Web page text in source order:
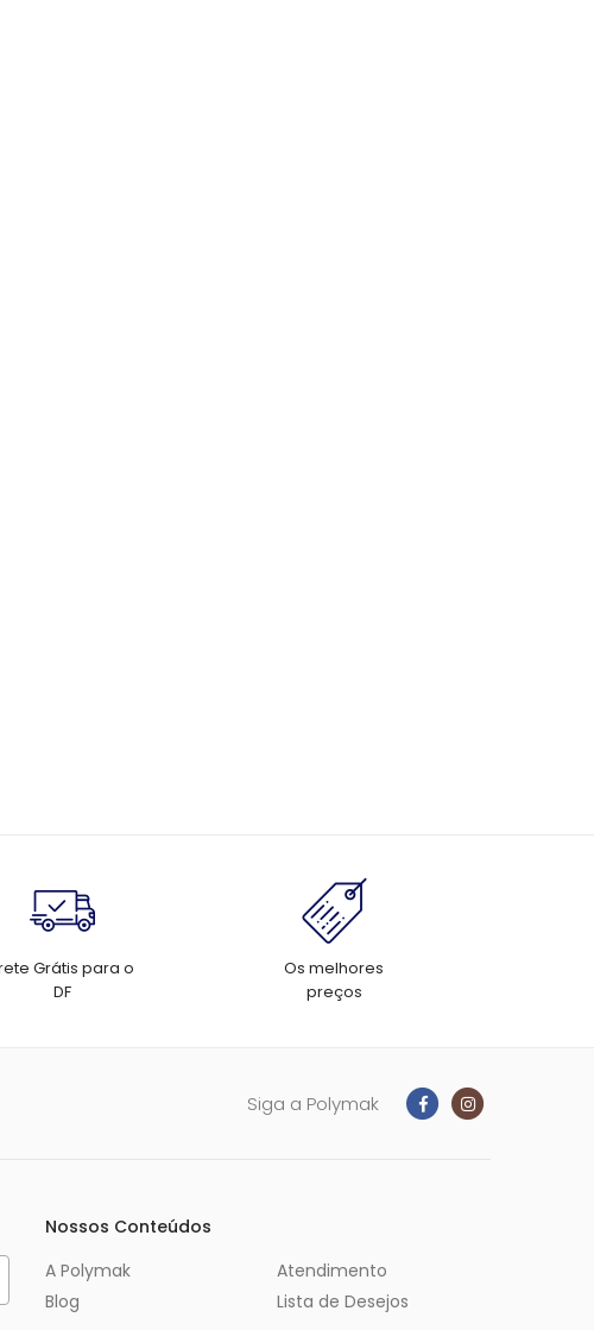
Grátis para o
DF
Os melhores
preços
Siga a Polymak
Nossos Conteúdos
A Polymak
Blog
Atendimento
Lista de Desejos